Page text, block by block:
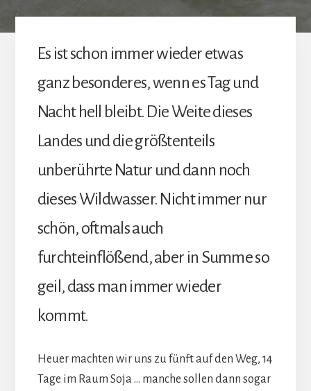
Es ist schon immer wieder etwas
ganz besonderes, wenn es Tag und
Nacht hell bleibt. Die Weite dieses
Landes und die größtenteils
unberührte Natur und dann noch
dieses Wildwasser. Nicht immer nur
schön, oftmals auch
furchteinflößend, aber in Summe so
geil, dass man immer wieder
kommt.
Heuer machten wir uns zu fünft auf den Weg, 14
Tage im Raum Soja … manche sollen dann sogar